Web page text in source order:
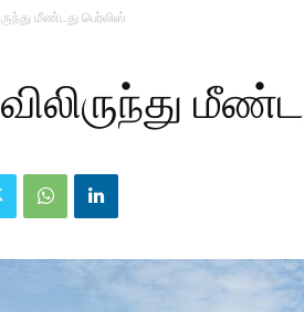
மீண்டது பெர்லிஸ்